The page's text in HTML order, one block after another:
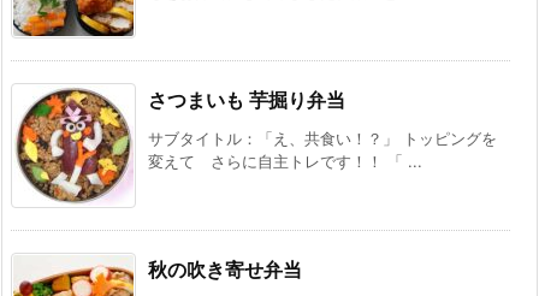
さつまいも 芋掘り弁当
サブタイトル：「え、共食い！？」 トッピングを
変えて さらに自主トレです！！ 「 ...
秋の吹き寄せ弁当